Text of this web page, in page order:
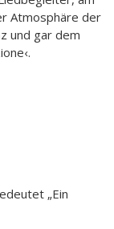
Atmosphäre der
und gar dem
„Ein